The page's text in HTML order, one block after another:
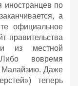
по
а
официальное
правительства
из местной
вовремя
Малайзию. Даже
теперь